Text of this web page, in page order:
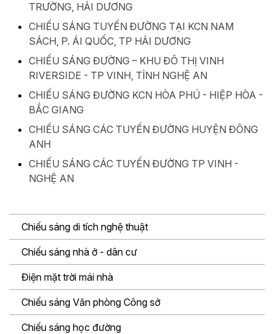
TRƯỜNG, HẢI DƯƠNG
CHIẾU SÁNG TUYẾN ĐƯỜNG TẠI KCN NAM
SÁCH, P. ÁI QUỐC, TP HẢI DƯƠNG
CHIẾU SÁNG ĐƯỜNG – KHU ĐÔ THỊ VINH
RIVERSIDE - TP VINH, TỈNH NGHỆ AN
CHIẾU SÁNG ĐƯỜNG KCN HÒA PHÚ - HIỆP HÒA -
BẮC GIANG
CHIẾU SÁNG CÁC TUYẾN ĐƯỜNG HUYỆN ĐÔNG
ANH
CHIẾU SÁNG CÁC TUYẾN ĐƯỜNG TP VINH -
NGHỆ AN
Chiếu sáng di tích nghệ thuật
Chiếu sáng nhà ở - dân cư
Điện mặt trời mái nhà
Chiếu sáng Văn phòng Công sở
Chiếu sáng học đường